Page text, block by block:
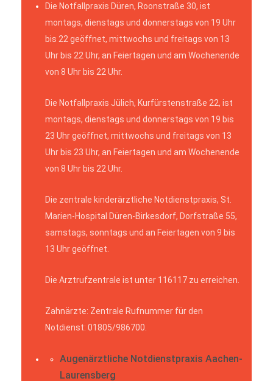
Die Notfallpraxis Düren, Roonstraße 30, ist
montags, dienstags und donnerstags von 19 Uhr
bis 22 geöffnet, mittwochs und freitags von 13
Uhr bis 22 Uhr, an Feiertagen und am Wochenende
von 8 Uhr bis 22 Uhr.
Die Notfallpraxis Jülich, Kurfürstenstraße 22, ist
montags, dienstags und donnerstags von 19 bis
23 Uhr geöffnet, mittwochs und freitags von 13
Uhr bis 23 Uhr, an Feiertagen und am Wochenende
von 8 Uhr bis 22 Uhr.
Die zentrale kinderärztliche Notdienstpraxis, St.
Marien-Hospital Düren-Birkesdorf, Dorfstraße 55,
samstags, sonntags und an Feiertagen von 9 bis
13 Uhr geöffnet.
Die Arztrufzentrale ist unter 116117 zu erreichen.
Zahnärzte: Zentrale Rufnummer für den
Notdienst: 01805/986700.
Augenärztliche Notdienstpraxis Aachen-
Laurensberg